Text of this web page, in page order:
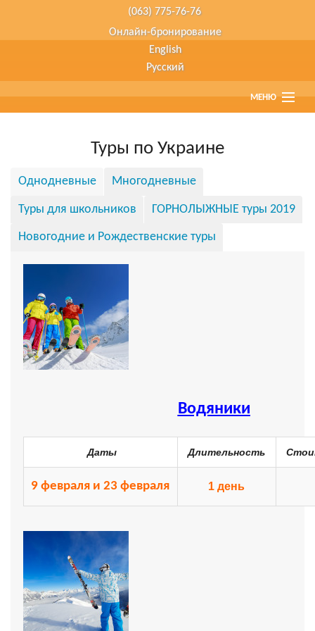
(063) 775-76-76
Онлайн-бронирование
English
Русский
МЕНЮ
Туры наших партнеров
Агенствам
О компании
Контакти
Туры по Украине
Однодневные Многодневные
Туры для школьников ГОРНОЛЫЖНЫЕ туры 2019
Новогодние и Рождественские туры
Водяники
Даты Длительность
9 февраля и 23 февраля 1 день